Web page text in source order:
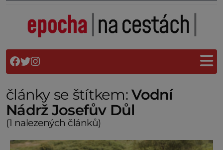
články se štítkem:Vodní
Nádrž Josefův Důl
(1 nalezených článků)